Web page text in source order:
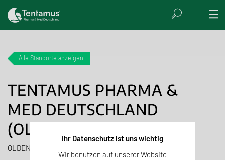
Alle Standorte anzeigen
TENTAMUS PHARMA &
MED DEUTSCHLAND
(OLDENBURG)
OLDENBURG, DEUTSCHLAND
Ihr Datenschutz ist uns wichtig
Wir benutzen auf unserer Website